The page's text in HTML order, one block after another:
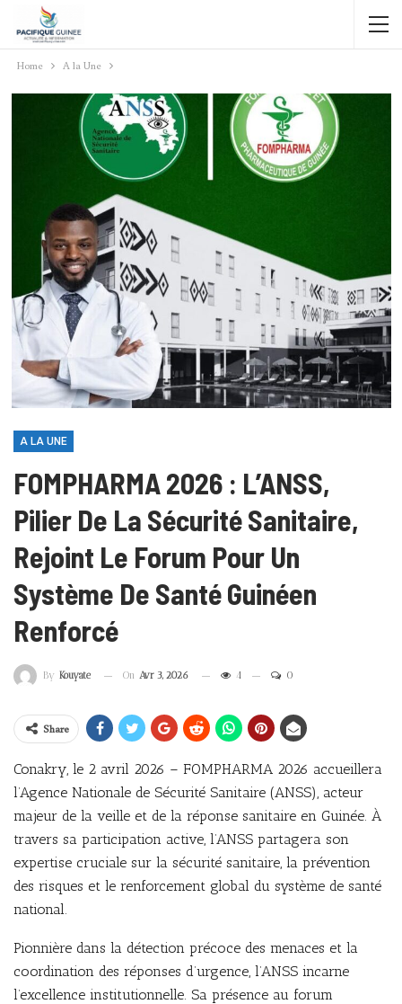
Home A la Une
A LA UNE
FOMPHARMA 2026 : L’ANSS,
Pilier De La Sécurité Sanitaire,
Rejoint Le Forum Pour Un
Système De Santé Guinéen
Renforcé
By Kouyate On Avr 3, 2026 4 0
Share
Conakry, le 2 avril 2026 – FOMPHARMA 2026 accueillera
l’Agence Nationale de Sécurité Sanitaire (ANSS), acteur
majeur de la veille et de la réponse sanitaire en Guinée. À
travers sa participation active, l’ANSS partagera son
expertise cruciale sur la sécurité sanitaire, la prévention
des risques et le renforcement global du système de santé
national.
Pionnière dans la détection précoce des menaces et la
coordination des réponses d’urgence, l’ANSS incarne
l’excellence institutionnelle. Sa présence au forum